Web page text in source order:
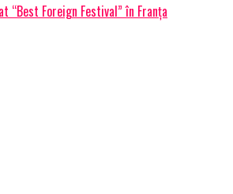
“Best Foreign Festival” în Franța